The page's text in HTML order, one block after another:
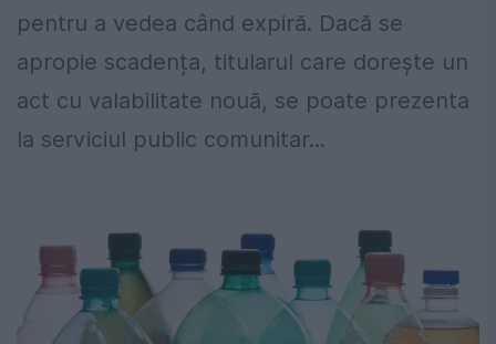
pentru a vedea când expiră. Dacă se
apropie scadența, titularul care dorește un
act cu valabilitate nouă, se poate prezenta
la serviciul public comunitar...